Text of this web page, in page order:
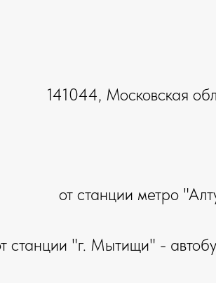
141044, Московская
от станции метро
станции "г. Мытищи" -